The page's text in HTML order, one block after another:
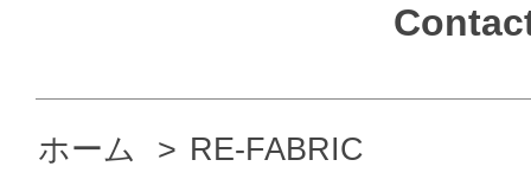
ホーム > RE-FABRIC